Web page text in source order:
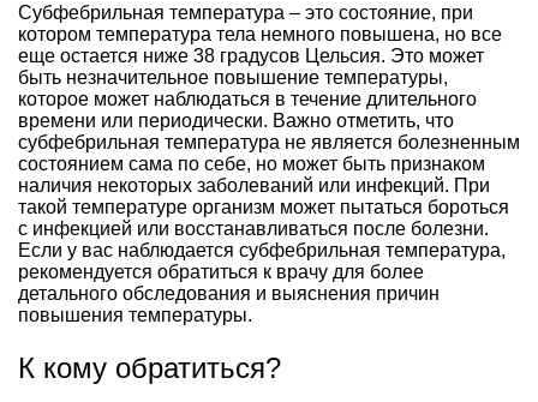
Субфебрильная температура – это состояние, при
котором температура тела немного повышена, но все
еще остается ниже 38 градусов Цельсия. Это может
быть незначительное повышение температуры,
которое может наблюдаться в течение длительного
времени или периодически. Важно отметить, что
субфебрильная температура не является болезненным
состоянием сама по себе, но может быть признаком
наличия некоторых заболеваний или инфекций. При
такой температуре организм может пытаться бороться
с инфекцией или восстанавливаться после болезни.
Если у вас наблюдается субфебрильная температура,
рекомендуется обратиться к врачу для более
детального обследования и выяснения причин
повышения температуры.
К кому обратиться?